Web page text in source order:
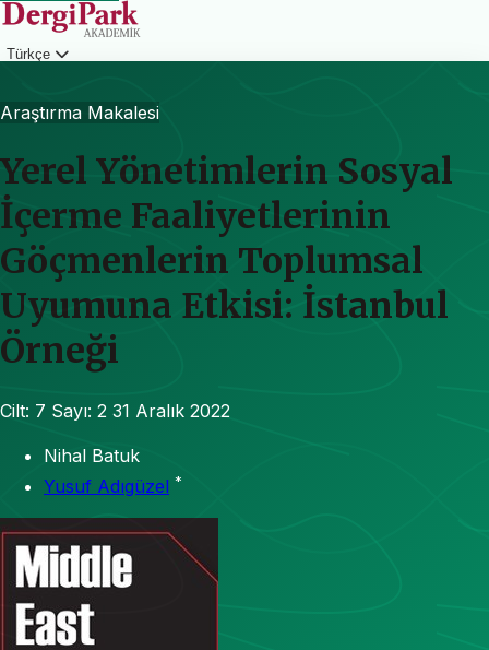
Türkçe
Araştırma Makalesi
Yerel Yönetimlerin Sosyal
İçerme Faaliyetlerinin
Göçmenlerin Toplumsal
Uyumuna Etkisi: İstanbul
Örneği
Cilt: 7 Sayı: 2 31 Aralık 2022
Nihal Batuk
Yusuf Adıgüzel *